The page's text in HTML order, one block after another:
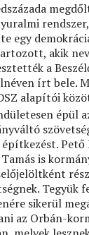
egy
akik
a
írt bele.
alapítói
épül
Pető
is
Tegyük
sikerül
az Orbán-